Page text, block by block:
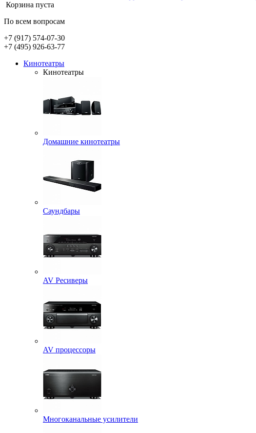
Корзина пуста
По всем вопросам
+7 (917) 574-07-30
+7 (495) 926-63-77
Кинотеатры
Кинотеатры
Домашние кинотеатры
Саундбары
AV Ресиверы
AV процессоры
Многоканальные усилители